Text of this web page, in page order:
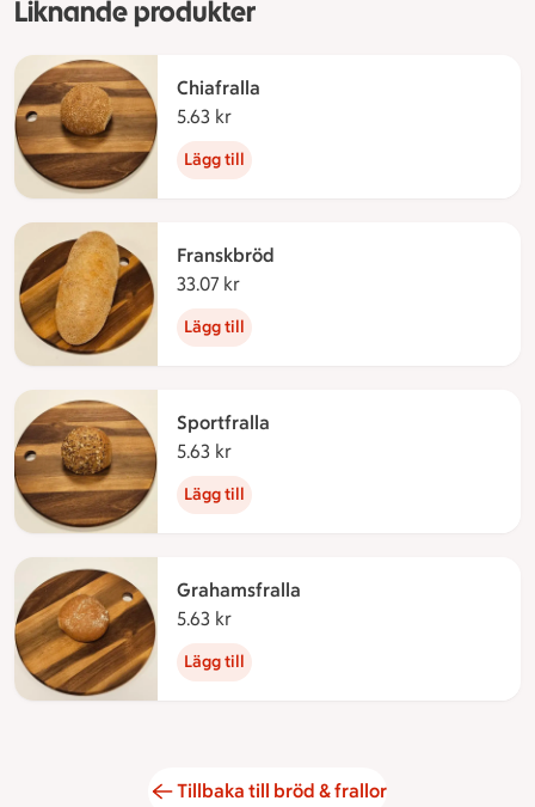
Liknande produkter
Chiafralla
5.63 kr
Lägg till
Franskbröd
33.07 kr
Lägg till
Sportfralla
5.63 kr
Lägg till
Grahamsfralla
5.63 kr
Lägg till
Tillbaka till bröd & frallor